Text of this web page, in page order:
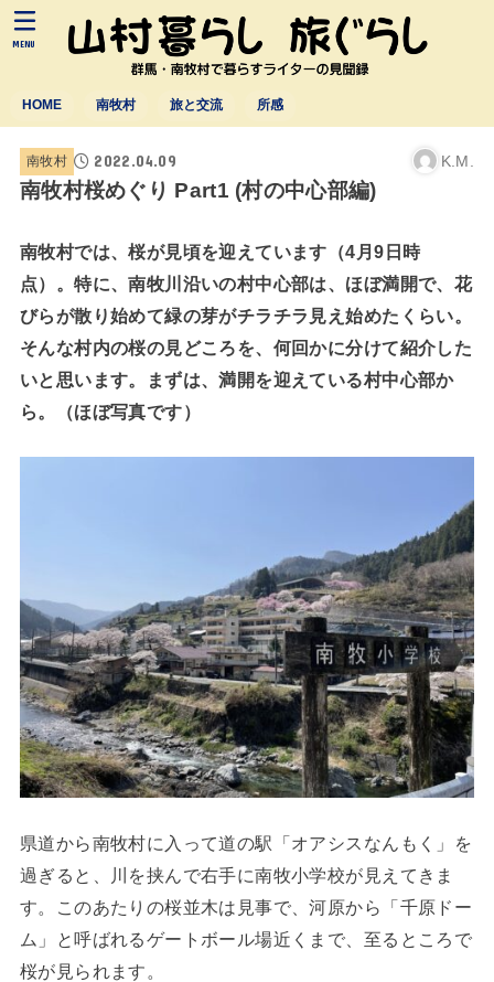
HOME 南牧村 旅と交流 所感
MENU
南牧村 2022.04.09 K.M.
南牧村桜めぐり Part1 (村の中心部編)
南牧村では、桜が見頃を迎えています（4月9日時
点）。特に、南牧川沿いの村中心部は、ほぼ満開で、花
びらが散り始めて緑の芽がチラチラ見え始めたくらい。
そんな村内の桜の見どころを、何回かに分けて紹介した
いと思います。まずは、満開を迎えている村中心部か
ら。（ほぼ写真です）
県道から南牧村に入って道の駅「オアシスなんもく」を
過ぎると、川を挟んで右手に南牧小学校が見えてきま
す。このあたりの桜並木は見事で、河原から「千原ドー
ム」と呼ばれるゲートボール場近くまで、至るところで
桜が見られます。